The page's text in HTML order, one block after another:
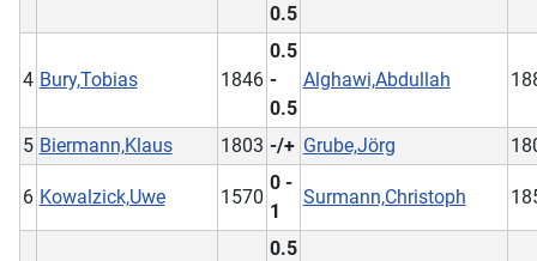
0.5
4 Bury,Tobias 1846
0.5
-
0.5
Alghawi,Abdullah
5 Biermann,Klaus 1803 -/+ Grube,Jörg
6 Kowalzick,Uwe 1570
0 -
1
Surmann,Christoph
0.5